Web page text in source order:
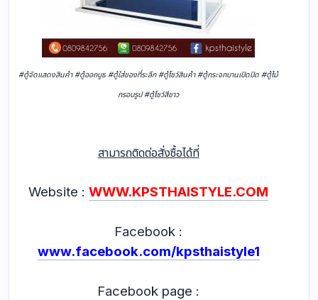
#ตู้จัดแสดงสินค้า #ตู้ออกบูธ #ตู้ใส่ของที่ระลึก #ตู้โชว์สินค้า #ตู้กระจกบานเปิดปิด #ตู้ไม้
กรอบรูป #ตู้โชว์สีขาว
สามารถติดต่อสั่งซื้อได้ที่
Website : WWW.KPSTHAISTYLE.COM
Facebook :
www.facebook.com/kpsthaistyle1
Facebook page :